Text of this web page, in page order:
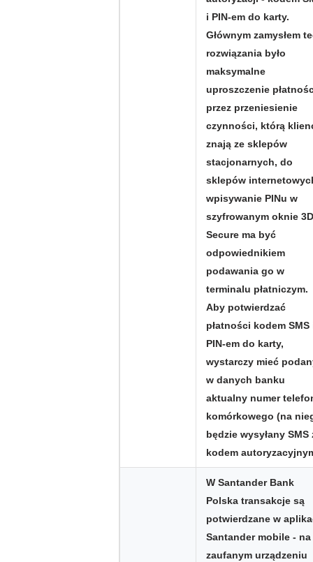
i PIN-em do karty.
Głównym zamysłem
rozwiązania było
maksymalne
uproszczenie
przez przeniesienie
czynności, którą
znają ze sklepów
stacjonarnych, do
sklepów
wpisywanie PINu w
szyfrowanym oknie
Secure ma być
odpowiednikiem
podawania go w
terminalu płatniczym.
Aby potwierdzać
płatności kodem SMS
PIN-em do karty,
wystarczy mieć
w danych banku
aktualny numer
komórkowego (na
będzie wysyłany SMS
kodem
W Santander Bank
Polska transakcje są
potwierdzane w
Santander mobile - na
zaufanym urządzeniu